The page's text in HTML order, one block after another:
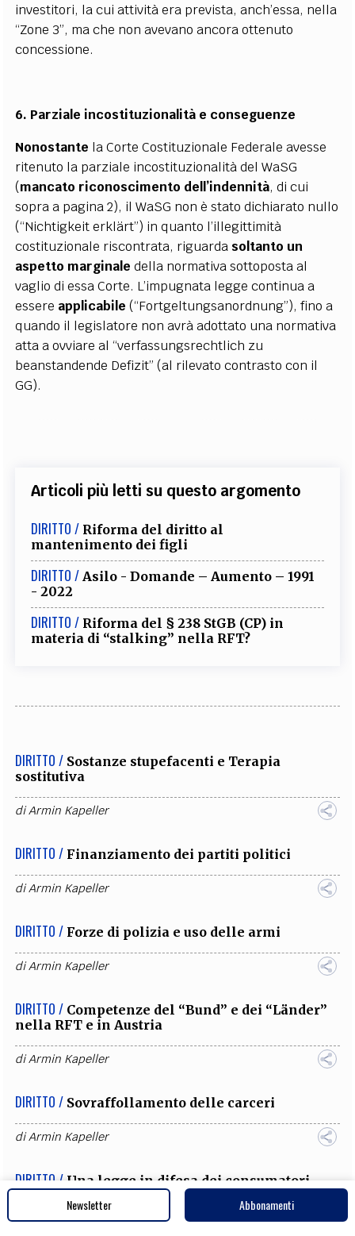
investitori, la cui attività era prevista, anch’essa, nella
“Zone 3”, ma che non avevano ancora ottenuto
concessione.
6. Parziale incostituzionalità e conseguenze
Nonostante la Corte Costituzionale Federale avesse
ritenuto la parziale incostituzionalità del WaSG
(mancato riconoscimento dell’indennità, di cui
sopra a pagina 2), il WaSG non è stato dichiarato nullo
(“Nichtigkeit erklärt”) in quanto l’illegittimità
costituzionale riscontrata, riguarda soltanto un
aspetto marginale della normativa sottoposta al
vaglio di essa Corte. L’impugnata legge continua a
essere applicabile(“Fortgeltungsanordnung”), fino a
quando il legislatore non avrà adottato una normativa
atta a ovviare al “verfassungsrechtlich zu
beanstandende Defizit” (al rilevato contrasto con il
GG).
Articoli più letti su questo argomento
DIRITTO / Riforma del diritto al
mantenimento dei figli
DIRITTO / Asilo - Domande – Aumento – 1991
- 2022
DIRITTO / Riforma del § 238 StGB (CP) in
materia di “stalking” nella RFT?
DIRITTO / Sostanze stupefacenti e Terapia
sostitutiva
diArmin Kapeller
DIRITTO / Finanziamento dei partiti politici
diArmin Kapeller
DIRITTO / Forze di polizia e uso delle armi
diArmin Kapeller
DIRITTO / Competenze del “Bund” e dei “Länder”
nella RFT e in Austria
diArmin Kapeller
DIRITTO / Sovraffollamento delle carceri
diArmin Kapeller
DIRITTO / Una legge in difesa dei consumatori
Armin Kapeller
Newsletter Abbonamenti